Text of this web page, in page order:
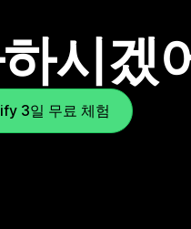
시겠
3일 무료 체험